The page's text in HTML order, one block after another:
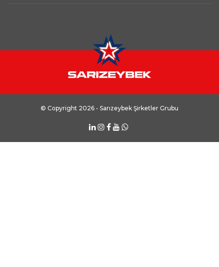
© Copyright 2026 - Sarızeybek Şirketler Grubu